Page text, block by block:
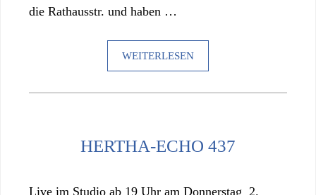
die Rathausstr. und haben …
WEITERLESEN
HERTHA-ECHO 437
Live im Studio ab 19 Uhr am Donnerstag 2.